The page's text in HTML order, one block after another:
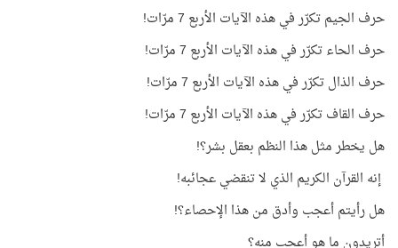
حرف الجيم تكرّر في هذه الآيات الأربع 7 مرّات!
حرف الحاء تكرّر في هذه الآيات الأربع 7 مرّات!
حرف الذال تكرّر في هذه الآيات الأربع 7 مرّات!
حرف القاف تكرّر في هذه الآيات الأربع 7 مرّات!
هل يخطر مثل هذا النظم بعقل بشر؟!
إنه القرآن الكريم الذي لا تنقضي عجائبه!
هل رأيتم أعجب وأدق من هذا الإحصاء؟!
أتريدون ما هو أعجب منه؟